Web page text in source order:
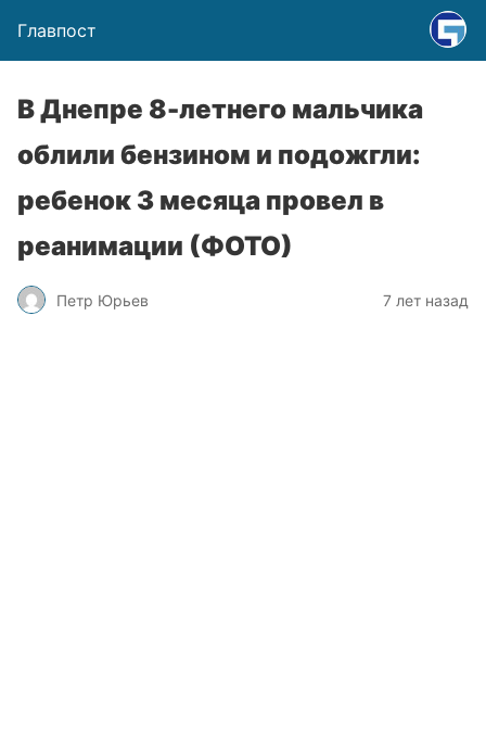
Главпост
В Днепре 8-летнего мальчика
облили бензином и подожгли:
ребенок 3 месяца провел в
реанимации (ФОТО)
Петр Юрьев 7 лет назад